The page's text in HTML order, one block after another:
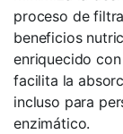
proceso de
beneficios
enriquecido
facilita la
incluso para
enzimático.